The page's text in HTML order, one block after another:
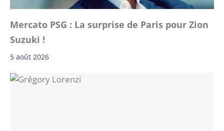
Mercato PSG : La surprise de Paris pour Zion
Suzuki !
5 août 2026